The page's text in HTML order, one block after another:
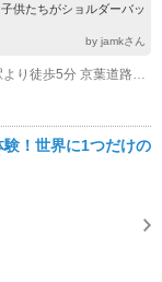
供たちがショルダーバッ
by jamkさん
験！世界に1つだけの